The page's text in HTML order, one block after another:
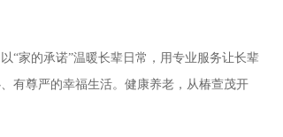
“家的承诺”温暖长辈日常 ，用专业服务让长辈
有尊严的幸福生活。 健康养老，从椿萱茂开